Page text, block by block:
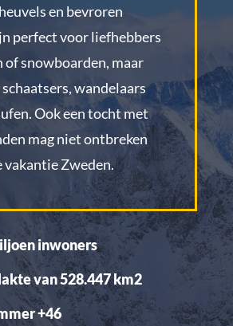
en bevroren
perfect voor liefhebbers
of snowboarden, maar
wandelaars
Ook een tocht met
mag niet ontbreken
vakantie Zweden.
inwoners
van 528.447 km2
+46